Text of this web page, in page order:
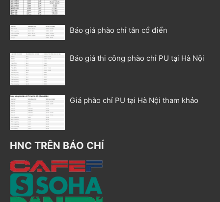
Báo giá phào chỉ tân cổ điển
Báo giá thi công phào chỉ PU tại Hà Nội
Giá phào chỉ PU tại Hà Nội tham khảo
HNC TRÊN BÁO CHÍ